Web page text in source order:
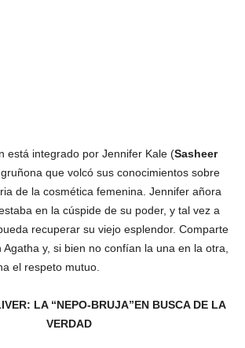
está integrado por Jennifer Kale (Sasheer
que volcó sus conocimientos sobre
de la cosmética femenina. Jennifer añora
en la cúspide de su poder, y tal vez a
recuperar su viejo esplendor. Comparte
y, si bien no confían la una en la otra,
el respeto mutuo.
LA “NEPO-BRUJA”EN BUSCA DE LA
VERDAD